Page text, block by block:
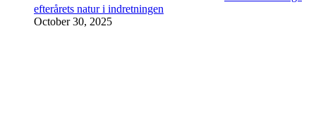
efterårets natur i indretningen
October 30, 2025